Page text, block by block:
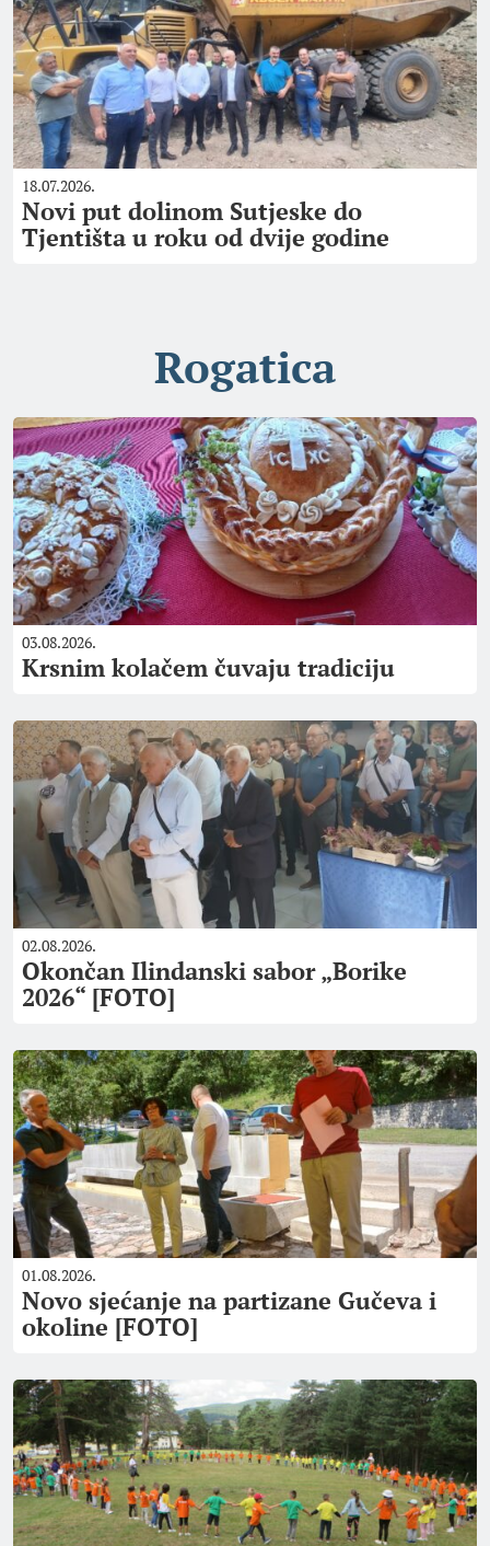
18.07.2026.
Novi put dolinom Sutjeske do
Tjentišta u roku od dvije godine
Rogatica
03.08.2026.
Krsnim kolačem čuvaju tradiciju
02.08.2026.
Okončan Ilindanski sabor „Borike
2026“ [FOTO]
01.08.2026.
Novo sjećanje na partizane Gučeva i
okoline [FOTO]